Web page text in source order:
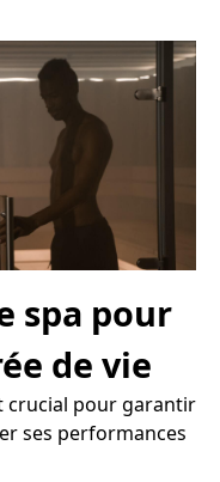
spa pour
de vie
crucial pour garantir
ses performances